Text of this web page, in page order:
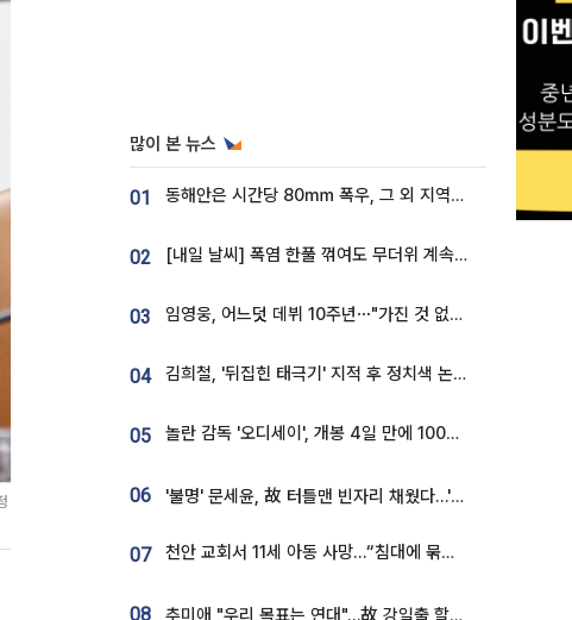
많이 본 뉴스
01 동해안은 시간당 80㎜ 폭우, 그 외 지역은 폭염…‘극과 극 날씨’
02 [내일 날씨] 폭염 한풀 꺾여도 무더위 계속⋯동해안 이틀 연속 비
03 임영웅, 어느덧 데뷔 10주년⋯"가진 것 없던 시절, 내 앞엔 20명의 팬뿐"
04 김희철, '뒤집힌 태극기' 지적 후 정치색 논란…"좌우 떠나 우리나라 국기"
05 놀란 감독 '오디세이', 개봉 4일 만에 100만 돌파⋯'왕사남' 보다 빠르다
06 '불명' 문세윤, 故 터틀맨 빈자리 채웠다…'거북이' 눈물의 최종 우승
07 천안 교회서 11세 아동 사망…“침대에 묶여 있었다” 진술 확보
08 추미애 "우리 목표는 연대"…故 강일출 할머니 흉상 제막